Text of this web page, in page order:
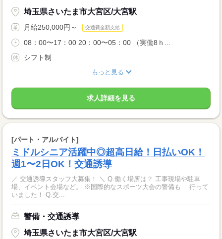
埼玉県さいたま市大宮区/大宮駅
月給250,000円～ 交通費全額支給
08：00〜17：00 20：00〜05：00 （実働8ｈ...
シフト制
もっと見る
求人詳細を見る
[パート・アルバイト]
ミドルシニア活躍中◎超高日給！日払いOK！
週1〜2日OK！交通誘導
／ 交通誘導スタッフ大募集！ ＼ Q.働く場所は？ 工事現場や駐車
場、イベント会場など。 ※国際的なスポーツ大会の警備も 行って
いました！ Q.交...
警備・交通誘導
埼玉県さいたま市大宮区/大宮駅